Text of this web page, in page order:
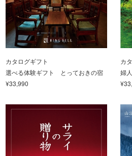
カタログギフト
選べる体験ギフト とっておきの宿
¥33,990
カ
婦